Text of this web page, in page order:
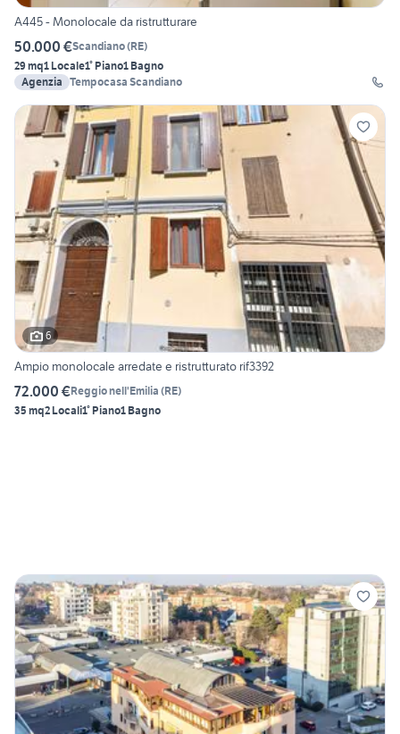
A445 - Monolocale da ristrutturare
50.000 €Scandiano(RE)
29 mq1 Locale1° Piano1 Bagno
Agenzia Tempocasa Scandiano
6
Ampio monolocale arredate e ristrutturato rif3392
72.000 €Reggio nell'Emilia (RE)
35 mq2 Locali1° Piano1 Bagno